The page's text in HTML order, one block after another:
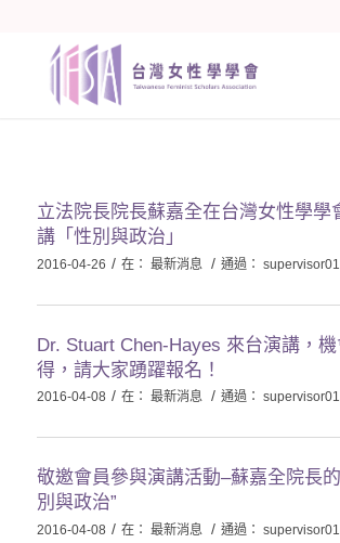
立法院長院長蘇嘉全在台灣女性學學
講「性別與政治」
2016-04-26 / 在： 最新消息 / 通過： supervisor01
Dr. Stuart Chen-Hayes 來台演講，
得，請大家踴躍報名！
2016-04-08 / 在： 最新消息 / 通過： supervisor01
敬邀會員參與演講活動–蘇嘉全院長
別與政治”
2016-04-08 / 在： 最新消息 / 通過： supervisor01